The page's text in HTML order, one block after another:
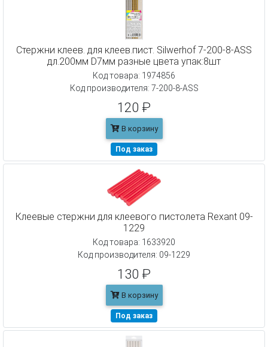
Cтержни клеев. для клеев.пист. Silwerhof 7-200-8-ASS
дл.200мм D7мм разные цвета упак:8шт
Код товара: 1974856
Код производителя: 7-200-8-ASS
120 ₽
В корзину
Под заказ
Клеевые стержни для клеевого пистолета Rexant 09-
1229
Код товара: 1633920
Код производителя: 09-1229
130 ₽
В корзину
Под заказ